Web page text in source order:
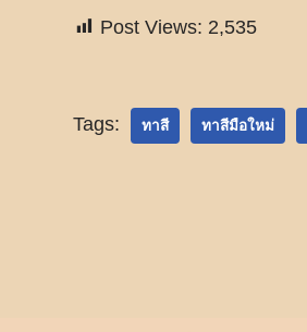
Post Views: 2,535
Tags: ทาสี ทาสีมือใหม่